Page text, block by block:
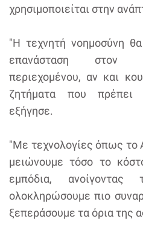
χρησιμοποιείται στην
"Η τεχνητή νοημοσύνη
επανάσταση στον
περιεχομένου, αν και
ζητήματα που πρέπει
εξήγησε.
"Με τεχνολογίες όπως το
μειώνουμε τόσο το
εμπόδια,
ολοκληρώσουμε πιο
ξεπεράσουμε τα όρια της